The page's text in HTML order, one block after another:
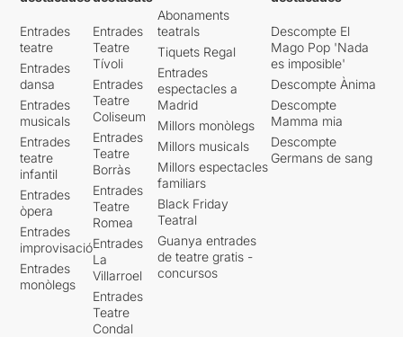
inicien les dues actrius i el
públic s’hi va incorporant
poc a poc fins a fer un cant
col·lectiu com un homenatge
a tantes i tantes nenes
abusades. Va ser un moment
sublim que va fer saltar més
d’una llàgrima.
Entrades
teatre
Entrades
dansa
Entrades
musicals
Entrades
teatre
infantil
Entrades
òpera
Entrades
improvisació
Entrades
monòlegs
Entrades
Teatre
Tívoli
Entrades
Teatre
Coliseum
Entrades
Teatre
Borràs
Entrades
Teatre
Romea
Entrades
La
Villarroel
Entrades
Teatre
Condal
Abonaments
teatrals
Tiquets Regal
Entrades
espectacles a
Madrid
Millors monòlegs
Millors musicals
Millors espectacles
familiars
Black Friday
Teatral
Guanya entrades
de teatre gratis -
concursos
Descompte El
Mago Pop 'Nada
es imposible'
Descompte Ànima
Descompte
Mamma mia
Descompte
Germans de sang